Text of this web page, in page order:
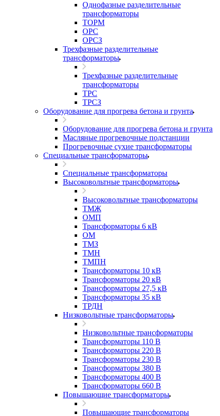
Однофазные разделительные
трансформаторы
ТОРМ
ОРС
ОРСЗ
Трехфазные разделительные
трансформаторы
Трехфазные разделительные
трансформаторы
ТРС
ТРСЗ
Оборудование для прогрева бетона и грунта
Оборудование для прогрева бетона и грунта
Масляные прогревочные подстанции
Прогревочные сухие трансформаторы
Специальные трансформаторы
Специальные трансформаторы
Высоковольтные трансформаторы
Высоковольтные трансформаторы
ТМЖ
ОМП
Трансформаторы 6 кВ
ОМ
ТМЗ
ТМН
ТМПН
Трансформаторы 10 кВ
Трансформаторы 20 кВ
Трансформаторы 27,5 кВ
Трансформаторы 35 кВ
ТРДН
Низковольтные трансформаторы
Низковольтные трансформаторы
Трансформаторы 110 В
Трансформаторы 220 В
Трансформаторы 230 В
Трансформаторы 380 В
Трансформаторы 400 В
Трансформаторы 660 В
Повышающие трансформаторы
Повышающие трансформаторы